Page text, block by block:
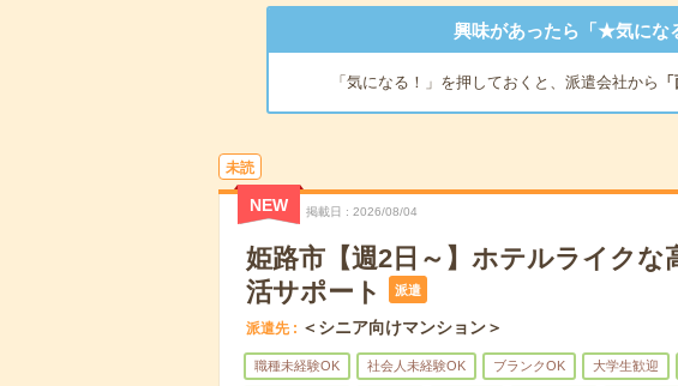
興味があったら「★気にな
「気になる！」を押しておくと、派遣会社から
未読
NEW 掲載日 2026/08/04
姫路市【週2日～】ホテルライクな
活サポート
派遣
派遣先 ＜シニア向けマンション＞
職種未経験OK 社会人未経験OK ブランクOK 大学生歓迎